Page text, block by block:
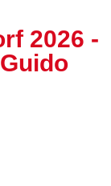
2026 -
Guido